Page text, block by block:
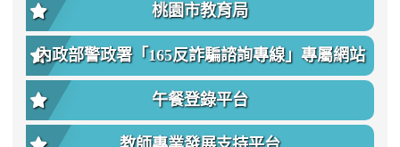
桃園市教育局
內政部警政署「165反詐騙諮詢專線」專屬網站
午餐登錄平台